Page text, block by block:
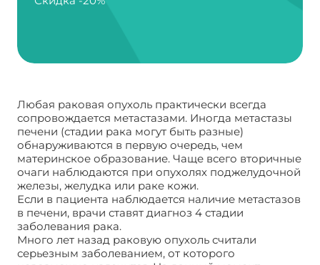
Любая раковая опухоль практически всегда
сопровождается метастазами. Иногда метастазы
печени (стадии рака могут быть разные)
обнаруживаются в первую очередь, чем
материнское образование. Чаще всего вторичные
очаги наблюдаются при опухолях поджелудочной
железы, желудка или раке кожи.
Если в пациента наблюдается наличие метастазов
в печени, врачи ставят диагноз 4 стадии
заболевания рака.
Много лет назад раковую опухоль считали
серьезным заболеванием, от которого